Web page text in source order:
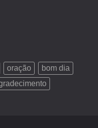
oração
bom dia